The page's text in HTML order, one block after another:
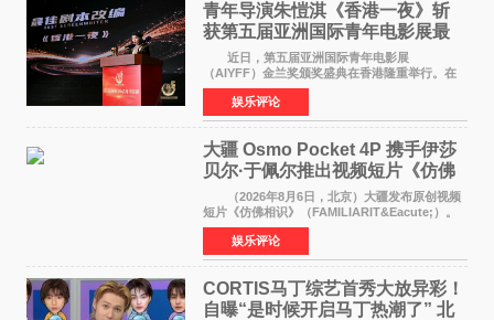
青年导演朱愷淇《香港一夜》斩
获第五届亚洲国际青年电影展最
佳剧本改编奖
近日，第五届亚洲国际青年电影展
（AIYFF）金兰奖颁奖盛典在香港隆重举行。在
这场汇聚数百位海内外电影人、文化界人士及媒
体代表的亚洲青年影视盛会上，香港本土电影
《香港一夜》（Dawn in Ho
娱乐评论
大疆 Osmo Pocket 4P 携手伊莎
贝尔·于佩尔推出视频短片《仿佛
相识》
（2026年8月6日，北京）大疆发布原创视频
短片《仿佛相识》（FAMILIARIT&Eacute;）。
视频短片由戛纳国际电影节最佳女演员伊莎贝尔·
于佩尔（Isabelle Huppert）主演，全程使用大
疆首款双主摄口
娱乐评论
CORTIS马丁综艺首秀大放异彩！
自曝“是时候开启马丁热潮了” 北